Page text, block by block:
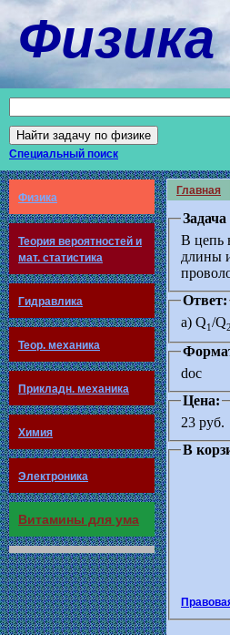
Физика
Специальный поиск
Физика
Теория вероятностей и
мат. статистика
Гидравлика
Теор. механика
Прикладн. механика
Химия
Электроника
Витамины для ума
Главная
Задача
В цепь
длины
Ответ:
а) Q1/Q2
doc
Цена:
23 руб.
В